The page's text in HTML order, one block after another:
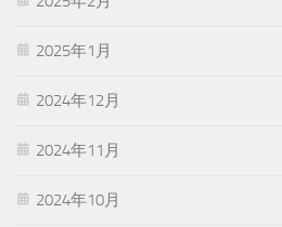
2025年1月
2024年12月
2024年11月
2024年10月